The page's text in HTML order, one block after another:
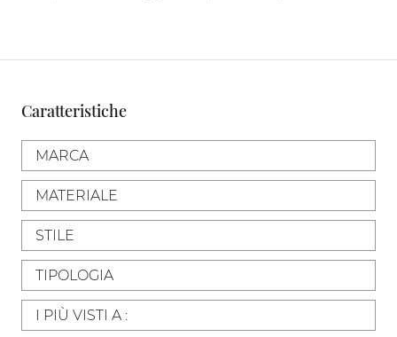
Caratteristiche
MARCA
MATERIALE
STILE
TIPOLOGIA
I PIÙ VISTI A :